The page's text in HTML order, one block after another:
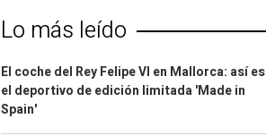
Lo más leído
El coche del Rey Felipe VI en Mallorca: así es
el deportivo de edición limitada 'Made in
Spain'